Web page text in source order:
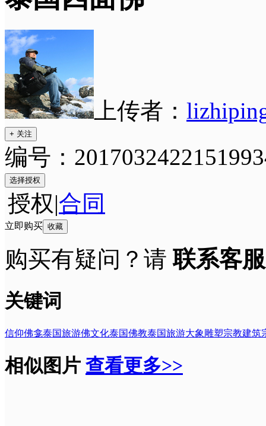
上传者：
+ 关注
编号：
选择授权
授权|合同
立即购买 收藏
购买有疑问？请联系客服
关键词
信仰佛龛泰国旅游佛文化泰国佛教泰国旅游大象雕塑宗教建筑
相似图片 查看更多>>